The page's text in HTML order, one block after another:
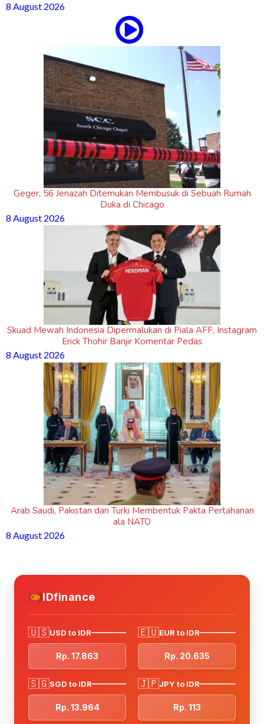
8 August 2026
Geger, 56 Jenazah Ditemukan Membusuk di Sebuah Rumah
Duka di Chicago
8 August 2026
Skuad Mewah Indonesia Dipermalukan di Piala AFF, Instagram
Erick Thohir Banjir Komentar Pedas
8 August 2026
Arab Saudi, Pakistan dan Turki Membentuk Pakta Pertahanan
ala NATO
8 August 2026
IDfinance
🇺🇸USD to IDR
Rp. 17.863
🇪🇺EUR to IDR
Rp. 20.635
🇸🇬SGD to IDR
Rp. 13.964
🇯🇵JPY to IDR
Rp. 113